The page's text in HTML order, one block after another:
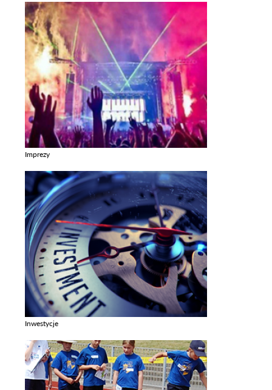
Imprezy
Inwestycje